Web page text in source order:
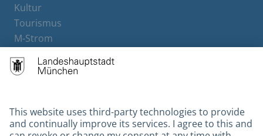
Kultur
Tourismus
M-Strom
Hotels
Contact